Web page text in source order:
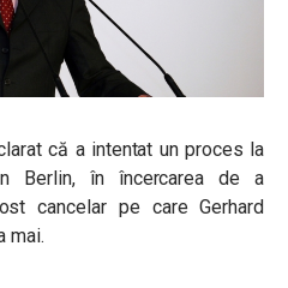
că a intentat un proces la
Berlin, în încercarea de a
cancelar pe care Gerhard
mai.